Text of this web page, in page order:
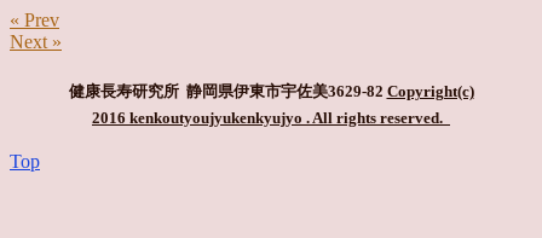
« Prev
Next »
健康長寿研究所 静岡県伊東市宇佐美3629-82 Copyright(c)
2016 kenkoutyoujyukenkyujyo . All rights reserved.
Top